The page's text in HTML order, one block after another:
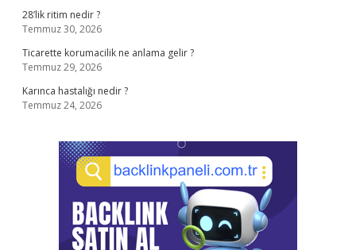
28’lik ritim nedir ?
Temmuz 30, 2026
Ticarette korumacilik ne anlama gelir ?
Temmuz 29, 2026
Karınca hastalığı nedir ?
Temmuz 24, 2026